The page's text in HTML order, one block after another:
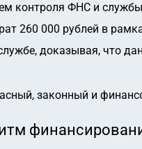
контроля ФНС и
260 000 рублей в
доказывая, что
законный и